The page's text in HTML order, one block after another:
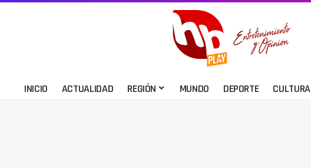
INICIO ACTUALIDAD REGIÓN MUNDO DEPORTE CULTURA